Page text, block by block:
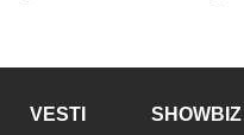
VESTI SHOWBIZ